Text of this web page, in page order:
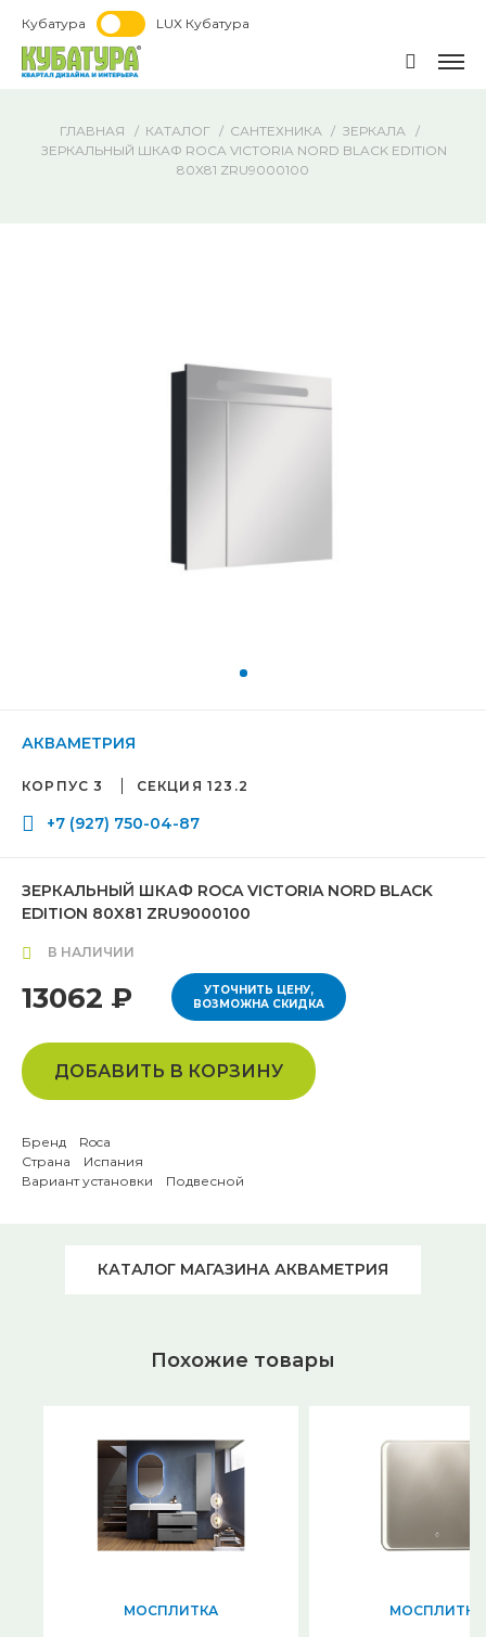
Кубатура LUX Кубатура
ГЛАВНАЯ КАТАЛОГ САНТЕХНИКА
ЗЕРКАЛА
ЗЕРКАЛЬНЫЙ ШКАФ ROCA VICTORIA NORD BLACK EDITION
80X81 ZRU9000100
АКВАМЕТРИЯ
КОРПУС 3 СЕКЦИЯ 123.2
+7 (927) 750-04-87
ЗЕРКАЛЬНЫЙ ШКАФ ROCA VICTORIA NORD BLACK
EDITION 80X81 ZRU9000100
В НАЛИЧИИ
13062 ₽
УТОЧНИТЬ ЦЕНУ,
ВОЗМОЖНА СКИДКА
ДОБАВИТЬ В КОРЗИНУ
Бренд Roca
Страна Испания
Вариант установки Подвесной
КАТАЛОГ МАГАЗИНА АКВАМЕТРИЯ
Похожие товары
МОСПЛИТКА МОСПЛИТКА